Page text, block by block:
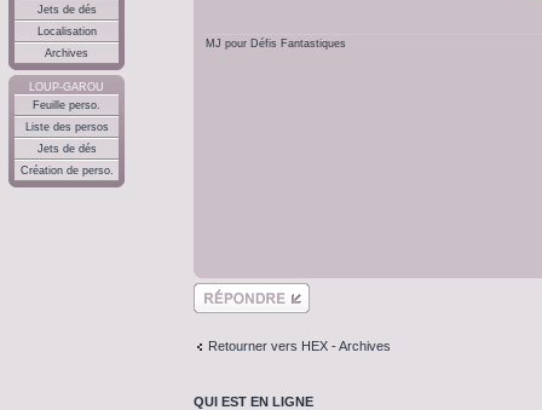
Jets de dés
Localisation
Archives
LOUP-GAROU
Feuille perso.
Liste des persos
Jets de dés
Création de perso.
MJ pour Défis Fantastiques
Répondre
Retourner vers HEX - Archives
QUI EST EN LIGNE